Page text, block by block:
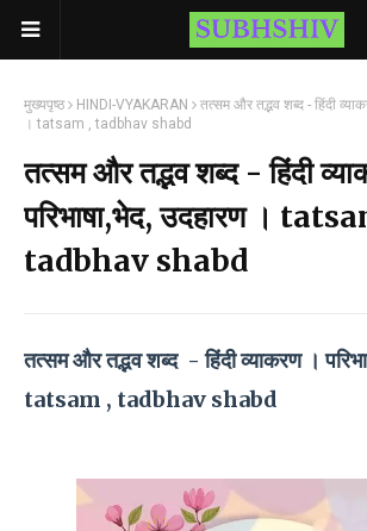
मुख्यपृष्ठ HINDI-VYAKARAN
तत्सम और तद्भव शब्द - हिंदी
। tatsam , tadbhav shabd
तत्सम और तद्भव शब्द - हिंदी
परिभाषा,भेद, उदहारण ।
tadbhav shabd
तत्सम और तद्भव शब्द  - हिंदी व्याकरण ।
tatsam , tadbhav shabd